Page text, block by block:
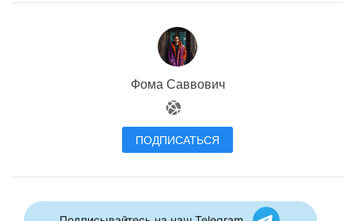
Фома Саввович
ПОДПИСАТЬСЯ